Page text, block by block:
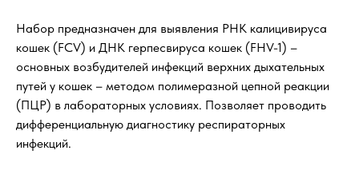
Набор предназначен для выявления РНК калицивируса
кошек (FCV) и ДНК герпесвируса кошек (FHV-1) –
основных возбудителей инфекций верхних дыхательных
путей у кошек – методом полимеразной цепной реакции
(ПЦР) в лабораторных условиях. Позволяет проводить
дифференциальную диагностику респираторных
инфекций.